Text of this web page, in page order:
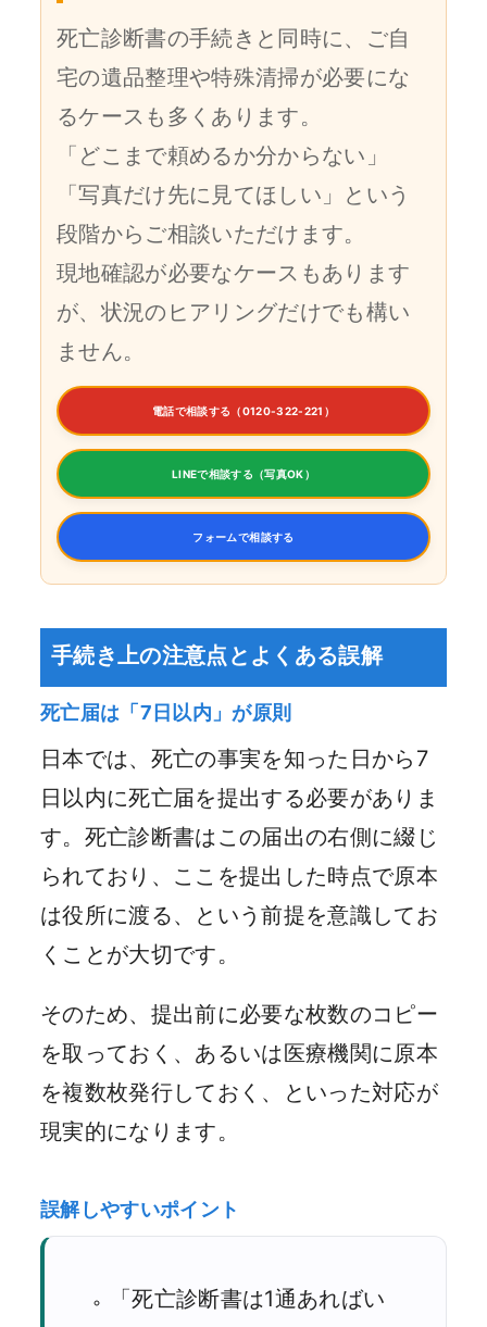
死亡診断書の手続きと同時に、ご自
宅の遺品整理や特殊清掃が必要にな
るケースも多くあります。
「どこまで頼めるか分からない」
「写真だけ先に見てほしい」という
段階からご相談いただけます。
現地確認が必要なケースもあります
が、状況のヒアリングだけでも構い
ません。
電話で相談する（0120-322-221）
LINEで相談する（写真OK）
フォームで相談する
手続き上の注意点とよくある誤解
死亡届は「7日以内」が原則
日本では、死亡の事実を知った日から7
日以内に死亡届を提出する必要がありま
す。死亡診断書はこの届出の右側に綴じ
られており、ここを提出した時点で原本
は役所に渡る、という前提を意識してお
くことが大切です。
そのため、提出前に必要な枚数のコピー
を取っておく、あるいは医療機関に原本
を複数枚発行しておく、といった対応が
現実的になります。
誤解しやすいポイント
「死亡診断書は1通あればい